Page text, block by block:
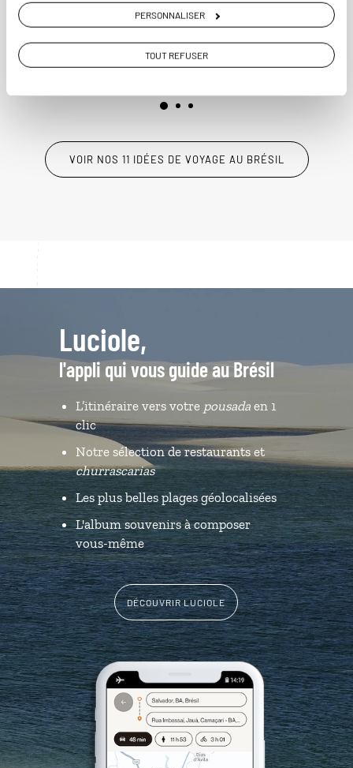
PERSONNALISER
TOUT REFUSER
VOIR NOS 11 IDÉES DE VOYAGE AU BRÉSIL
Luciole,
l'appli qui vous guide au Brésil
L’itinéraire vers votre pousada en 1
clic
Notre sélection de restaurants et
churrascarias
Les plus belles plages géolocalisées
L'album souvenirs à composer
vous-même
DÉCOUVRIR LUCIOLE